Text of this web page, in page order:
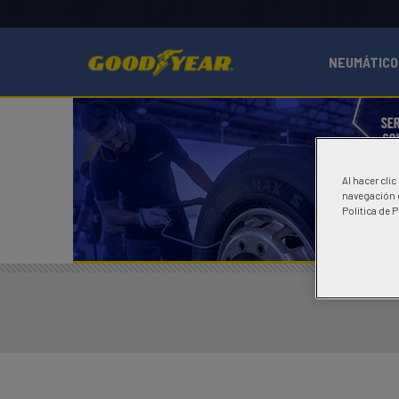
Al hacer clic
navegación
Politica de